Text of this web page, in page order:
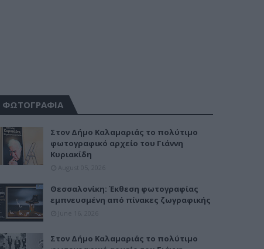
ΦΩΤΟΓΡΑΦΙΑ
Στον Δήμο Καλαμαριάς το πολύτιμο
φωτογραφικό αρχείο του Γιάννη
Κυριακίδη
Θεσσαλονίκη: Έκθεση φωτογραφίας
εμπνευσμένη από πίνακες ζωγραφικής
Στον Δήμο Καλαμαριάς το πολύτιμο